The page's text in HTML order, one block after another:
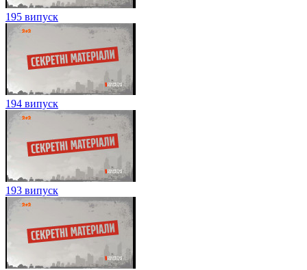
195 випуск
194 випуск
193 випуск